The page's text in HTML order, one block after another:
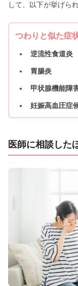
して、以下が挙げられ
つわりと似た症
逆流性食道炎
胃腸炎
甲状腺機能障
妊娠高血圧症
医師に相談した